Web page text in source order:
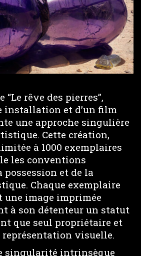
rêve des pierres”,
installation et d’un film
une approche singulière
Cette création,
à 1000 exemplaires
les conventions
et de la
Chaque exemplaire
une image imprimée
à son détenteur un statut
que seul propriétaire et
représentation visuelle.
singularité intrinsèque